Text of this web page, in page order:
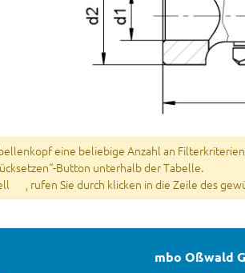
eine beliebige Anzahl an Filterkriterien
Button unterhalb der Tabelle.
, rufen Sie durch klicken in die Zeile des
mbo Oßwald